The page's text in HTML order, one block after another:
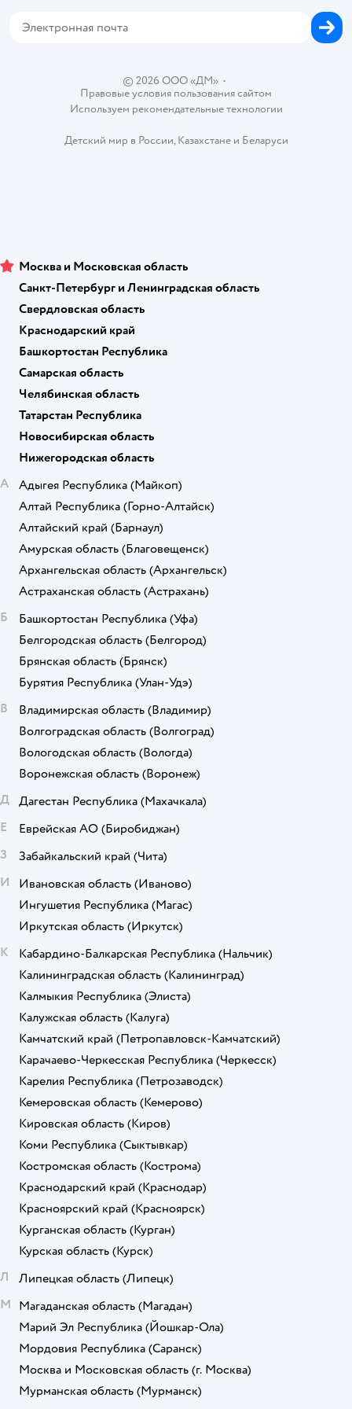
© 2026 ООО «ДМ»•
Правовые условия пользования сайтом
Используем рекомендательные технологии
Детский мир в России,Казахстанеи Беларуси
Москва и Московская область
Санкт-Петербург и Ленинградская область
Свердловская область
Краснодарский край
Башкортостан Республика
Самарская область
Челябинская область
Татарстан Республика
Новосибирская область
Нижегородская область
А
Адыгея Республика (Майкоп)
Алтай Республика (Горно-Алтайск)
Алтайский край (Барнаул)
Амурская область (Благовещенск)
Архангельская область (Архангельск)
Астраханская область (Астрахань)
Б
Башкортостан Республика (Уфа)
Белгородская область (Белгород)
Брянская область (Брянск)
Бурятия Республика (Улан-Удэ)
В
Владимирская область (Владимир)
Волгоградская область (Волгоград)
Вологодская область (Вологда)
Воронежская область (Воронеж)
Д Дагестан Республика (Махачкала)
Е
Еврейская АО (Биробиджан)
З
Забайкальский край (Чита)
И
Ивановская область (Иваново)
Ингушетия Республика (Магас)
Иркутская область (Иркутск)
К
Кабардино-Балкарская Республика (Нальчик)
Калининградская область (Калининград)
Калмыкия Республика (Элиста)
Калужская область (Калуга)
Камчатский край (Петропавловск-Камчатский)
Карачаево-Черкесская Республика (Черкесск)
Карелия Республика (Петрозаводск)
Кемеровская область (Кемерово)
Кировская область (Киров)
Коми Республика (Сыктывкар)
Костромская область (Кострома)
Краснодарский край (Краснодар)
Красноярский край (Красноярск)
Курганская область (Курган)
Курская область (Курск)
Л
Липецкая область (Липецк)
М Магаданская область (Магадан)
Марий Эл Республика (Йошкар-Ола)
Мордовия Республика (Саранск)
Москва и Московская область (г. Москва)
Мурманская область (Мурманск)